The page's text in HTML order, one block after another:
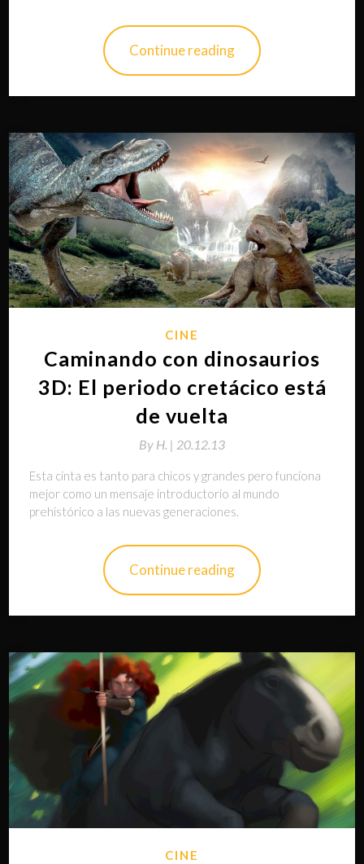
Continue reading
CINE
Caminando con dinosaurios
3D: El periodo cretácico está
de vuelta
By H. | 20.12.13
Esta cinta es tanto para chicos y grandes pero funciona
mejor como un mensaje introductorio al mundo
prehistórico a las nuevas generaciones.
Continue reading
CINE